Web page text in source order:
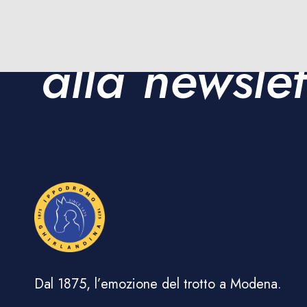
alla
Dal 1875, l’emozione del trotto a Modena.